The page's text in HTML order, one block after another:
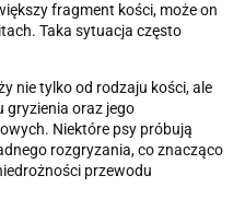
fragment kości, może on
Taka sytuacja często
nie tylko od rodzaju kości, ale
gryzienia oraz jego
Niektóre psy próbują
rozgryzania, co znacząco
przewodu